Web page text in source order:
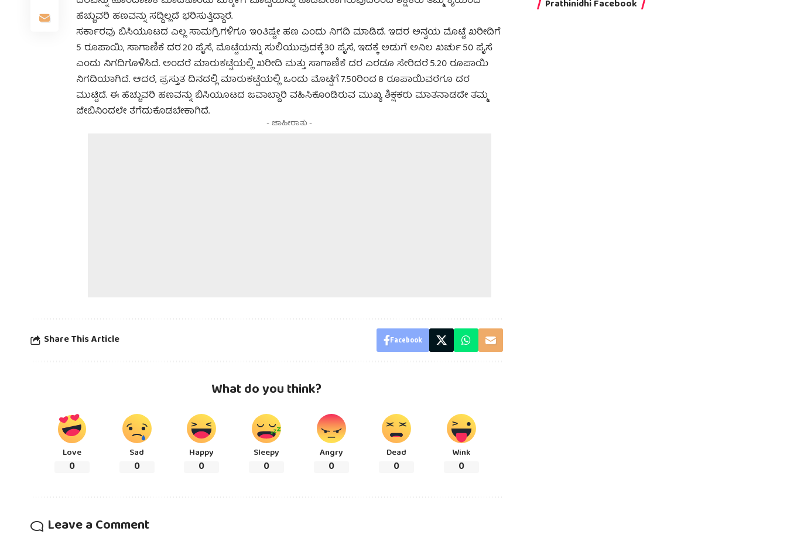
ಹೆಚ್ಚುವರಿ ಹಣವನ್ನು ಸದ್ದಿಲ್ಲದೆ ಭರಿಸುತ್ತಿದ್ದಾರೆ.
ಸರ್ಕಾರವು ಬಿಸಿಯೂಟದ ಎಲ್ಲ ಸಾಮಗ್ರಿಗಳಿಗೂ ಇಂತಿಷ್ಟೇ ಹಣ ಎಂದು ನಿಗದಿ ಮಾಡಿದೆ. ಇದರ ಅನ್ವಯ ಮೊಟ್ಟೆ ಖರೀದಿಗೆ
5 ರೂಪಾಯಿ, ಸಾಗಾಣಿಕೆ ದರ 20 ಪೈಸೆ, ಮೊಟ್ಟೆಯನ್ನು ಸುಲಿಯುವುದಕ್ಕೆ 30 ಪೈಸೆ, ಇದಕ್ಕೆ ಅಡುಗೆ ಅನಿಲ ಖರ್ಚು 50 ಪೈಸೆ
ಎಂದು ನಿಗದಿಗೊಳಿಸಿದೆ. ಅಂದರೆ ಮಾರುಕಟ್ಟೆಯಲ್ಲಿ ಖರೀದಿ ಮತ್ತು ಸಾಗಾಣಿಕೆ ದರ ಎರಡೂ ಸೇರಿದರೆ 5.20 ರೂಪಾಯಿ
ನಿಗದಿಯಾಗಿದೆ. ಆದರೆ, ಪ್ರಸ್ತುತ ದಿನದಲ್ಲಿ ಮಾರುಕಟ್ಟೆಯಲ್ಲಿ ಒಂದು ಮೊಟ್ಟೆಗೆ 7.50ರಿಂದ 8 ರೂಪಾಯಿವರೆಗೂ ದರ
ಮುಟ್ಟಿದೆ. ಈ ಹೆಚ್ಚುವರಿ ಹಣವನ್ನು ಬಿಸಿಯೂಟದ ಜವಾಬ್ದಾರಿ ವಹಿಸಿಕೊಂಡಿರುವ ಮುಖ್ಯ ಶಿಕ್ಷಕರು ಮಾತನಾಡದೇ ತಮ್ಮ
ಜೇಬಿನಿಂದಲೇ ತೆಗೆದುಕೊಡಬೇಕಾಗಿದೆ.
- ಜಾಹೀರಾತು -
Share This Article Facebook
What do you think?
Love
0
Sad
0
Happy
0
Sleepy
0
Angry
0
Dead
0
Wink
0
Leave a Comment
Prathinidhi Facebook